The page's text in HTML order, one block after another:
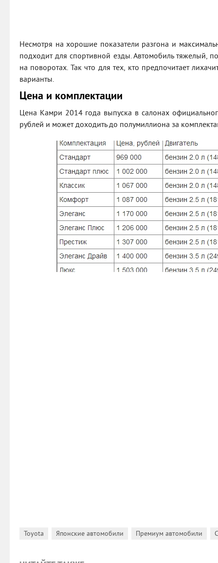
Несмотря на хорошие показатели разгона и
подходит для спортивной езды. Автомобиль тяжелый,
на поворотах. Так что для тех, кто предпочитает
варианты.
Цена и комплектации
Цена Камри 2014 года выпуска в салонах
рублей и может доходить до полумиллиона за
Toyota Японские автомобили Премиум автомобили